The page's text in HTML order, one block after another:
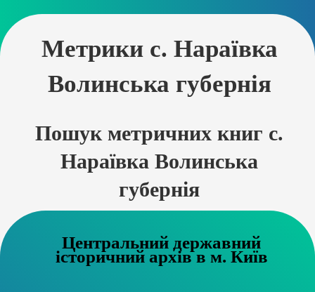
Метрики с. Нараївка
Волинська губернія
Пошук метричних книг с.
Нараївка Волинська
губернія
Центральний державний
історичний архів в м. Київ